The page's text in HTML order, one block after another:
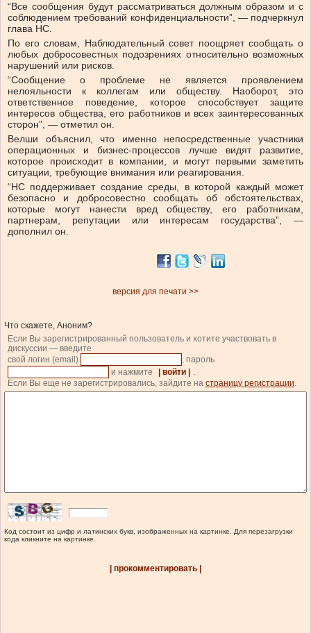
“Все сообщения будут рассматриваться должным образом и с
соблюдением требований конфиденциальности”, — подчеркнул
глава НС.
По его словам, Наблюдательный совет поощряет сообщать о
любых добросовестных подозрениях относительно возможных
нарушений или рисков.
“Сообщение о проблеме не является проявлением
нелояльности к коллегам или обществу. Наоборот, это
ответственное поведение, которое способствует защите
интересов общества, его работников и всех заинтересованных
сторон”, — отметил он.
Велши объяснил, что именно непосредственные участники
операционных и бизнес-процессов лучше видят развитие,
которое происходит в компании, и могут первыми заметить
ситуации, требующие внимания или реагирования.
“НС поддерживает создание среды, в которой каждый может
безопасно и добросовестно сообщать об обстоятельствах,
которые могут нанести вред обществу, его работникам,
партнерам, репутации или интересам государства”, —
дополнил он.
версия для печати >>
Что скажете, Аноним?
Если Вы зарегистрированный пользователь и хотите участвовать в
дискуссии — введите
свой логин (email)
, пароль
и нажмите
| войти |
.
Если Вы еще не зарегистрировались, зайдите на страницу регистрации.
Код состоит из цифр и латинских букв, изображенных на картинке. Для перезагрузки
кода кликните на картинке.
| прокомментировать |